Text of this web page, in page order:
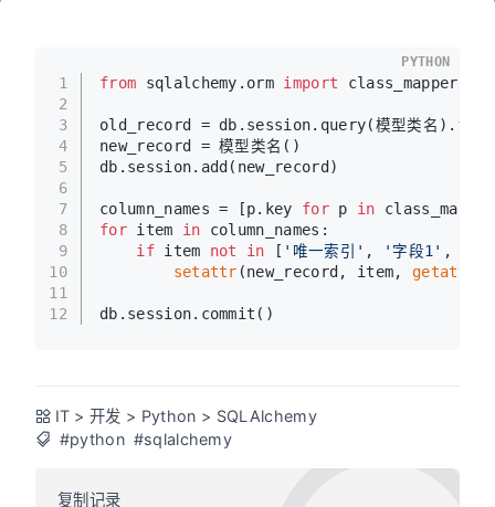
1
2
3
4
5
6
7
8
9
10
11
12
from sqlalchemy.orm import class_mapper
old_record = db.session.query(模型类名).
new_record = 模型类名()
db.session.add(new_record)
column_names = [p.key for p in
for item in column_names:
if item not in [ '唯一索引' , '字段1' ,
setattr (new_record, item, getattr
db.session.commit()
PYTHON
IT > 开发 > Python > SQLAlchemy
#python #sqlalchemy
复制记录